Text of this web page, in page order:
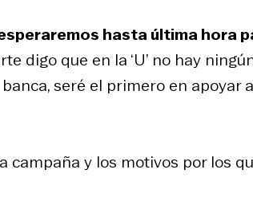
hasta última hora
digo que en la ‘U’ no hay
seré el primero en apoyar
campaña y los motivos por los